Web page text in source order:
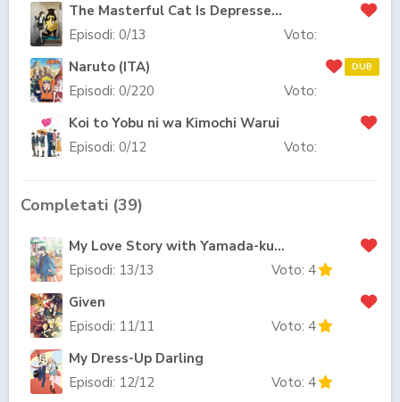
The Masterful Cat Is Depressed Again Today
Voto:
Episodi: 0/13
Naruto (ITA)
DUB
Voto:
Episodi: 0/220
Koi to Yobu ni wa Kimochi Warui
Voto:
Episodi: 0/12
Completati (39)
My Love Story with Yamada-kun at Lv999
Voto: 4
Episodi: 13/13
Given
Voto: 4
Episodi: 11/11
My Dress-Up Darling
Voto: 4
Episodi: 12/12